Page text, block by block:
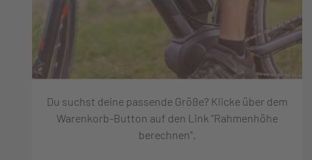
Du suchst deine passende Größe? Klicke über dem
Warenkorb-Button auf den Link "Rahmenhöhe
berechnen".